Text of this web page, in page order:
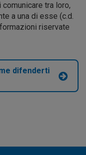
tra loro,
a una di esse (c.d.
riservate
difenderti